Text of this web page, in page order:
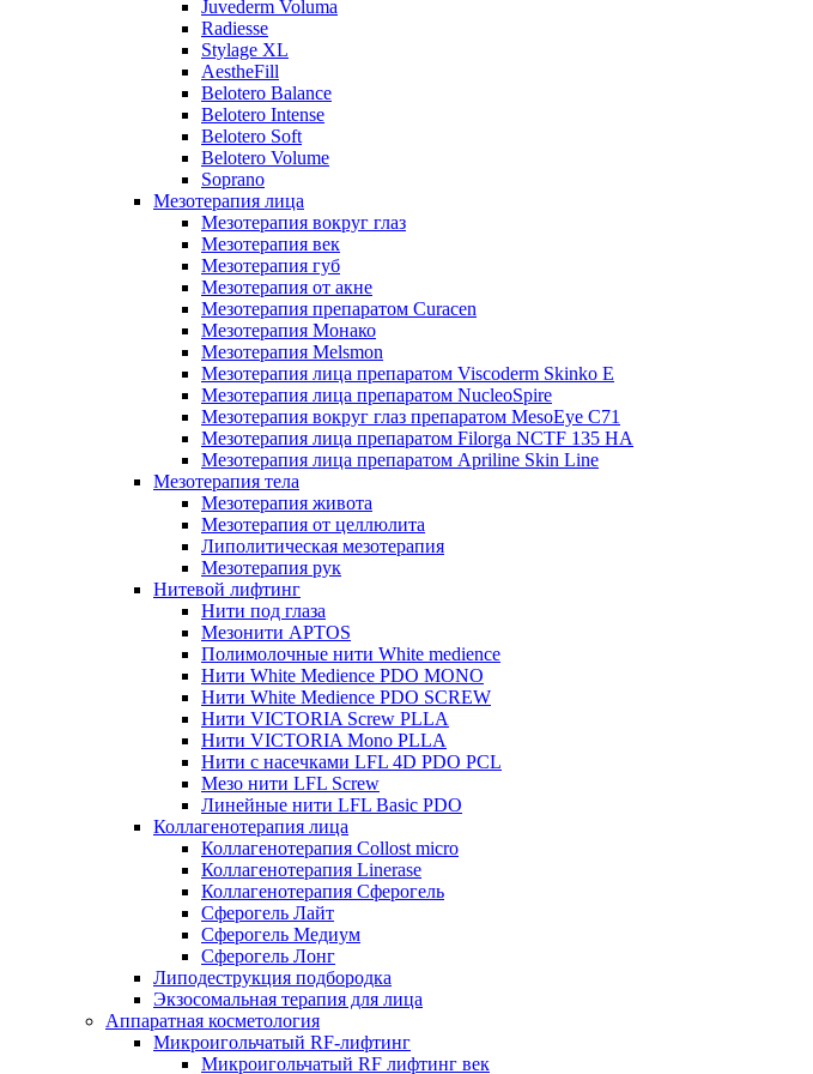
Juvederm Voluma
Radiesse
Stylage XL
AestheFill
Belotero Balance
Belotero Intense
Belotero Soft
Belotero Volume
Soprano
Мезотерапия лица
Мезотерапия вокруг глаз
Мезотерапия век
Мезотерапия губ
Мезотерапия от акне
Мезотерапия препаратом Curacen
Мезотерапия Монако
Мезотерапия Melsmon
Мезотерапия лица препаратом Viscoderm Skinko E
Мезотерапия лица препаратом NucleoSpire
Мезотерапия вокруг глаз препаратом MesoEye С71
Мезотерапия лица препаратом Filorga NCTF 135 HA
Мезотерапия лица препаратом Apriline Skin Line
Мезотерапия тела
Мезотерапия живота
Мезотерапия от целлюлита
Липолитическая мезотерапия
Мезотерапия рук
Нитевой лифтинг
Нити под глаза
Мезонити APTOS
Полимолочные нити White medience
Нити White Medience PDO MONO
Нити White Medience PDO SCREW
Нити VICTORIA Screw PLLA
Нити VICTORIA Mono PLLA
Нити с насечками LFL 4D PDO PCL
Мезо нити LFL Screw
Линейные нити LFL Basic PDO
Коллагенотерапия лица
Коллагенотерапия Collost micro
Коллагенотерапия Linerase
Коллагенотерапия Сферогель
Сферогель Лайт
Сферогель Медиум
Сферогель Лонг
Липодеструкция подбородка
Экзосомальная терапия для лица
Аппаратная косметология
Микроигольчатый RF-лифтинг
Микроигольчатый RF лифтинг век